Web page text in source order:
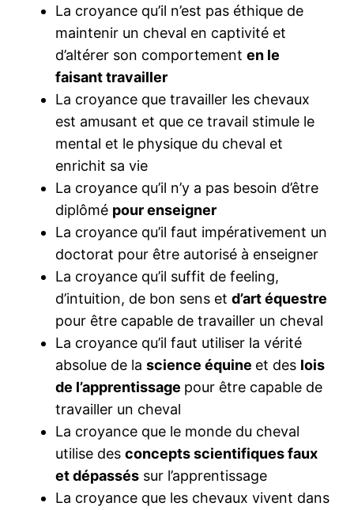
La croyance qu’il n’est pas éthique de
maintenir un cheval en captivité et
d’altérer son comportementen le
faisant travailler
La croyance que travailler les chevaux
est amusant et que ce travail stimule le
mental et le physique du cheval et
enrichit sa vie
La croyance qu’il n’y a pas besoin d’être
diplômé pour enseigner
La croyance qu’il faut impérativement un
doctorat pour être autorisé à enseigner
La croyance qu’il suffit de feeling,
d’intuition, de bon sens etd’art équestre
pour être capable de travailler un cheval
La croyance qu’il faut utiliser la vérité
absolue de lascience équine et des lois
de l’apprentissage pour être capable de
travailler un cheval
La croyance que le monde du cheval
utilise desconcepts scientifiques faux
et dépassés sur l’apprentissage
La croyance que les chevaux vivent dans